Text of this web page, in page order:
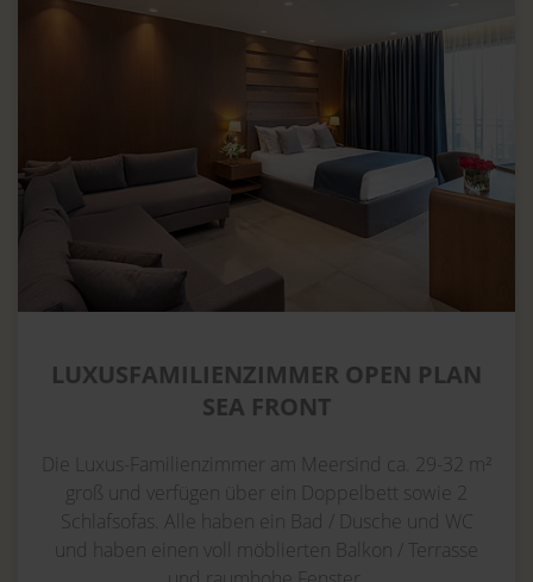
LUXUSFAMILIENZIMMER OPEN PLAN
SEA FRONT
Die Luxus-Familienzimmer am Meersind ca. 29-32 m²
groß und verfügen über ein Doppelbett sowie 2
Schlafsofas. Alle haben ein Bad / Dusche und WC
und haben einen voll möblierten Balkon / Terrasse